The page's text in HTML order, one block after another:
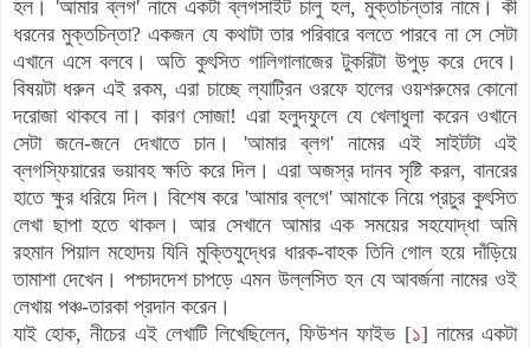
হল। 'আমার ব্লগ' নামে একটা ব্লগসাইট চালু হল, মুক্তচিন্তার নামে। কী
ধরনের মুক্তচিন্তা? একজন যে কথাটা তার পরিবারে বলতে পারবে না সে সেটা
এখানে এসে বলবে। অতি কুৎসিত গালিগালাজের টুকরিটা উপুড় করে দেবে।
বিষয়টা ধরুন এই রকম, এরা চাচ্ছে ল্যাট্রিন ওরফে হালের ওয়শরুমের কোনো
দরোজা থাকবে না। কারণ সোজা! এরা হলুদফুলে যে খেলাধুলা করেন ওখানে
সেটা জনে-জনে দেখাতে চান। 'আমার ব্লগ' নামের এই সাইটটা এই
ব্লগস্ফিয়ারের ভয়াবহ ক্ষতি করে দিল। এরা অজস্র দানব সৃষ্টি করল, বানরের
হাতে ক্ষুর ধরিয়ে দিল। বিশেষ করে 'আমার ব্লগে' আমাকে নিয়ে প্রচুর কুৎসিত
লেখা ছাপা হতে থাকল। আর সেখানে আমার এক সময়ের সহযোদ্ধা অমি
রহমান পিয়াল মহোদয় যিনি মুক্তিযুদ্ধের ধারক-বাহক তিনি গোল হয়ে দাঁড়িয়ে
তামাশা দেখেন। পশ্চাদদেশ চাপড়ে এমন উল্লসিত হন যে আবর্জনা নামের ওই
লেখায় পঞ্চ-তারকা প্রদান করেন।
যাই হোক, নীচের এই লেখাটি লিখেছিলেন, ফিউশন ফাইভ [১] নামের একটা